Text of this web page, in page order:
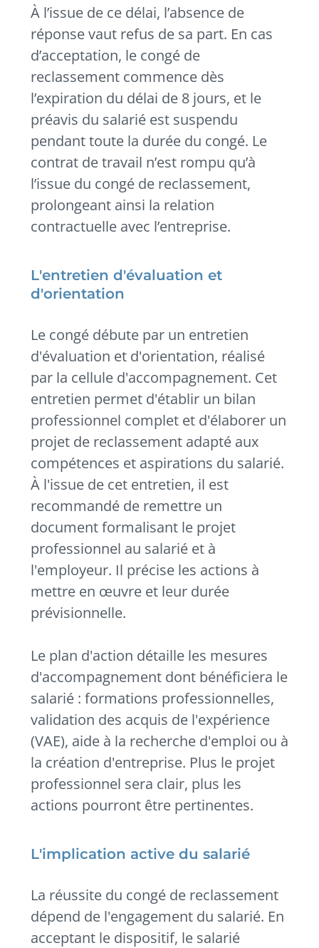
À l’issue de ce délai, l’absence de
réponse vaut refus de sa part. En cas
d’acceptation, le congé de
reclassement commence dès
l’expiration du délai de 8 jours, et le
préavis du salarié est suspendu
pendant toute la durée du congé. Le
contrat de travail n’est rompu qu’à
l’issue du congé de reclassement,
prolongeant ainsi la relation
contractuelle avec l’entreprise.
L'entretien d'évaluation et
d'orientation
Le congé débute par un entretien
d'évaluation et d'orientation, réalisé
par la cellule d'accompagnement. Cet
entretien permet d'établir un bilan
professionnel complet et d'élaborer un
projet de reclassement adapté aux
compétences et aspirations du salarié.
À l'issue de cet entretien, il est
recommandé de remettre un
document formalisant le projet
professionnel au salarié et à
l'employeur. Il précise les actions à
mettre en œuvre et leur durée
prévisionnelle.
Le plan d'action détaille les mesures
d'accompagnement dont bénéficiera le
salarié : formations professionnelles,
validation des acquis de l'expérience
(VAE), aide à la recherche d'emploi ou à
la création d'entreprise. Plus le projet
professionnel sera clair, plus les
actions pourront être pertinentes.
L'implication active du salarié
La réussite du congé de reclassement
dépend de l'engagement du salarié. En
acceptant le dispositif, le salarié